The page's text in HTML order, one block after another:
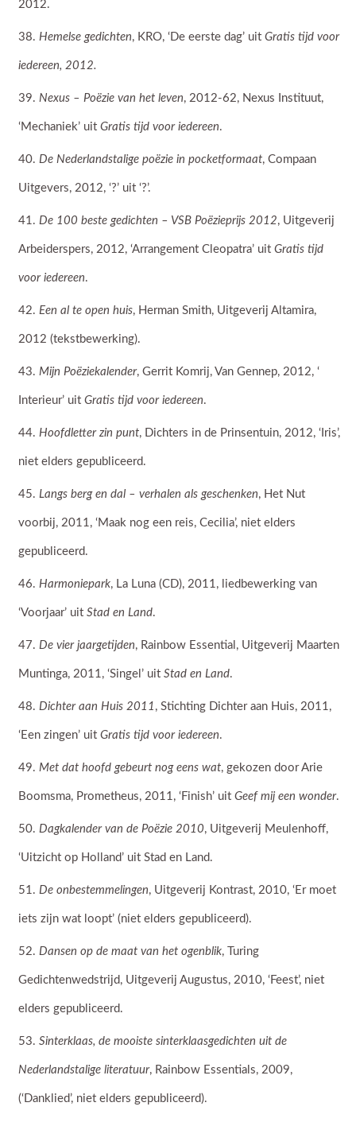
2012.
Hemelse gedichten, KRO, ‘De eerste dag’ uitGratis tijd voor
iedereen, 2012.
Nexus – Poëzie van het leven, 2012-62, Nexus Instituut,
‘Mechaniek’ uitGratis tijd voor iedereen.
De Nederlandstalige poëzie in pocketformaat, Compaan
Uitgevers, 2012, ‘?’ uit ‘?’.
De 100 beste gedichten – VSB Poëzieprijs 2012, Uitgeverij
Arbeiderspers, 2012, ‘Arrangement Cleopatra’ uitGratis tijd
voor iedereen.
Een al te open huis, Herman Smith, Uitgeverij Altamira,
2012 (tekstbewerking).
Mijn Poëziekalender, Gerrit Komrij, Van Gennep, 2012, ‘
Interieur’ uitGratis tijd voor iedereen.
Hoofdletter zin punt, Dichters in de Prinsentuin, 2012, ‘Iris’,
niet elders gepubliceerd.
Langs berg en dal – verhalen als geschenken, Het Nut
voorbij, 2011, ‘Maak nog een reis, Cecilia’, niet elders
gepubliceerd.
Harmoniepark, La Luna (CD), 2011, liedbewerking van
‘Voorjaar’ uitStad en Land.
De vier jaargetijden, Rainbow Essential, Uitgeverij Maarten
Muntinga, 2011, ‘Singel’ uitStad en Land.
Dichter aan Huis 2011 , Stichting Dichter aan Huis, 2011,
‘Een zingen’ uitGratis tijd voor iedereen.
Met dat hoofd gebeurt nog eens wat, gekozen door Arie
Boomsma, Prometheus, 2011, ‘Finish’ uitGeef mij een wonder.
Dagkalender van de Poëzie 2010, Uitgeverij Meulenhoff,
‘Uitzicht op Holland’ uit Stad en Land.
De onbestemmelingen, Uitgeverij Kontrast, 2010, ‘Er moet
iets zijn wat loopt’ (niet elders gepubliceerd).
Dansen op de maat van het ogenblik, Turing
Gedichtenwedstrijd, Uitgeverij Augustus, 2010, ‘Feest’, niet
elders gepubliceerd.
Sinterklaas, de mooiste sinterklaasgedichten uit de
Nederlandstalige literatuur, Rainbow Essentials, 2009,
(‘Danklied’, niet elders gepubliceerd).